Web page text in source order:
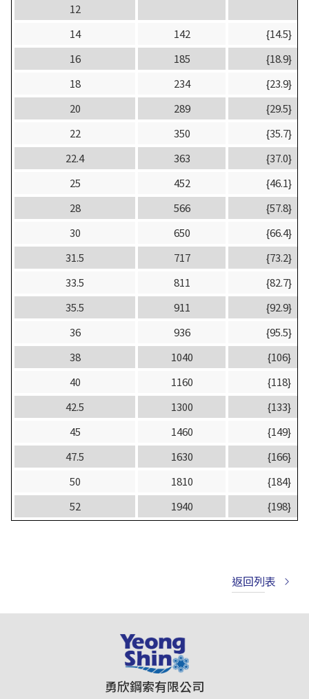
12
14
142
{14.5}
16
185
{18.9}
18
234
{23.9}
20
289
{29.5}
22
350
{35.7}
22.4
363
{37.0}
25
452
{46.1}
28
566
{57.8}
30
650
{66.4}
31.5
717
{73.2}
33.5
811
{82.7}
35.5
911
{92.9}
36
936
{95.5}
38
1040
{106}
40
1160
{118}
42.5
1300
{133}
45
1460
{149}
47.5
1630
{166}
50
1810
{184}
52
1940 {198}
返回列表
勇欣鋼索有限公司